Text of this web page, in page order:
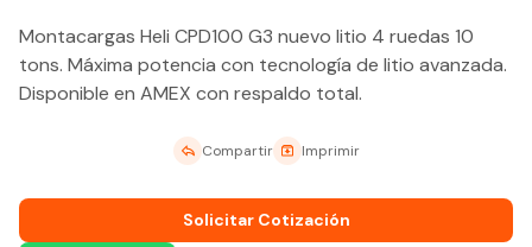
Montacargas Heli CPD100 G3 nuevo litio 4 ruedas 10
tons. Máxima potencia con tecnología de litio avanzada.
Disponible en AMEX con respaldo total.
Compartir Imprimir
Solicitar Cotización